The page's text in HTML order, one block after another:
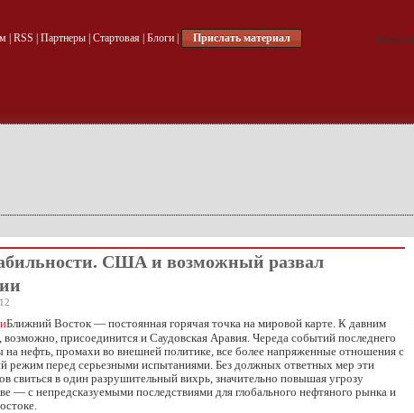
| RSS Партнеры| Стартовая| Блоги| Прислать материал
США и возможный развал
Ближний Восток — постоянная горячая точка на мировой карте. К давним
возможно, присоединится и Саудовская Аравия. Череда событий последнего
нефть, промахи во внешней политике, все более напряженные отношения с
режим перед серьезными испытаниями. Без должных ответных мер эти
свиться в один разрушительный вихрь, значительно повышая угрозу
— с непредсказуемыми последствиями для глобального нефтяного рынка и